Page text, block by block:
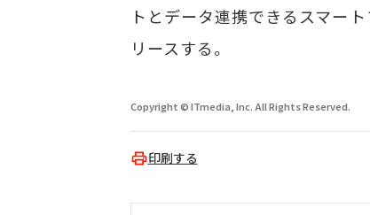
トとデータ連携できるスマー
リースする。
Copyright © ITmedia, Inc. All Rights Reserved.
印刷する